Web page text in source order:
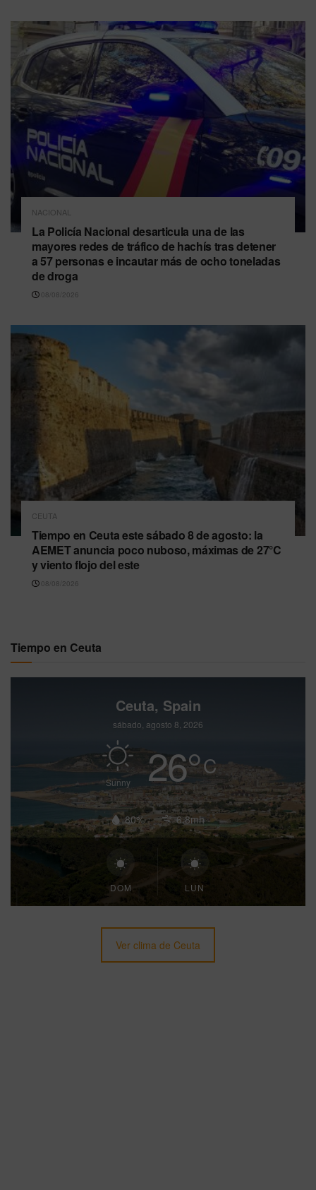
NACIONAL
La Policía Nacional desarticula una de las
mayores redes de tráfico de hachís tras detener
a 57 personas e incautar más de ocho toneladas
de droga
08/08/2026
CEUTA
Tiempo en Ceuta este sábado 8 de agosto: la
AEMET anuncia poco nuboso, máximas de 27°C
y viento flojo del este
08/08/2026
Tiempo en Ceuta
Ceuta, Spain
sábado, agosto 8, 2026
Sunny 26°C
80% 6.8mh
DOM LUN
Ver clima de Ceuta